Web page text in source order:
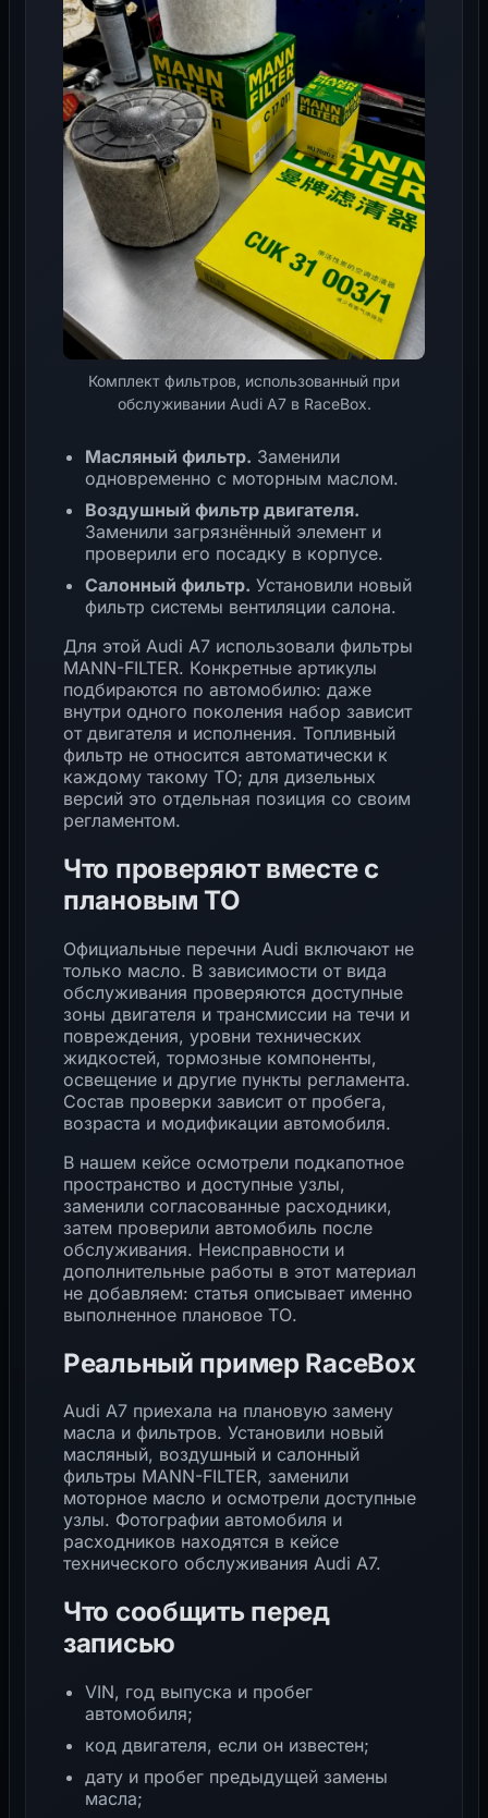
Комплект фильтров, использованный при
обслуживании Audi A7 в RaceBox.
Масляный фильтр. Заменили
одновременно с моторным маслом.
Воздушный фильтр двигателя.
Заменили загрязнённый элемент и
проверили его посадку в корпусе.
Салонный фильтр. Установили новый
фильтр системы вентиляции салона.
Для этой Audi A7 использовали фильтры
MANN-FILTER. Конкретные артикулы
подбираются по автомобилю: даже
внутри одного поколения набор зависит
от двигателя и исполнения. Топливный
фильтр не относится автоматически к
каждому такому ТО; для дизельных
версий это отдельная позиция со своим
регламентом.
Что проверяют вместе с
плановым ТО
Официальные перечни Audi включают не
только масло. В зависимости от вида
обслуживания проверяются доступные
зоны двигателя и трансмиссии на течи и
повреждения, уровни технических
жидкостей, тормозные компоненты,
освещение и другие пункты регламента.
Состав проверки зависит от пробега,
возраста и модификации автомобиля.
В нашем кейсе осмотрели подкапотное
пространство и доступные узлы,
заменили согласованные расходники,
затем проверили автомобиль после
обслуживания. Неисправности и
дополнительные работы в этот материал
не добавляем: статья описывает именно
выполненное плановое ТО.
Реальный пример RaceBox
Audi A7 приехала на плановую замену
масла и фильтров. Установили новый
масляный, воздушный и салонный
фильтры MANN-FILTER, заменили
моторное масло и осмотрели доступные
узлы. Фотографии автомобиля и
расходников находятся в кейсе
технического обслуживания Audi A7.
Что сообщить перед
записью
VIN, год выпуска и пробег
автомобиля;
код двигателя, если он известен;
дату и пробег предыдущей замены
масла;